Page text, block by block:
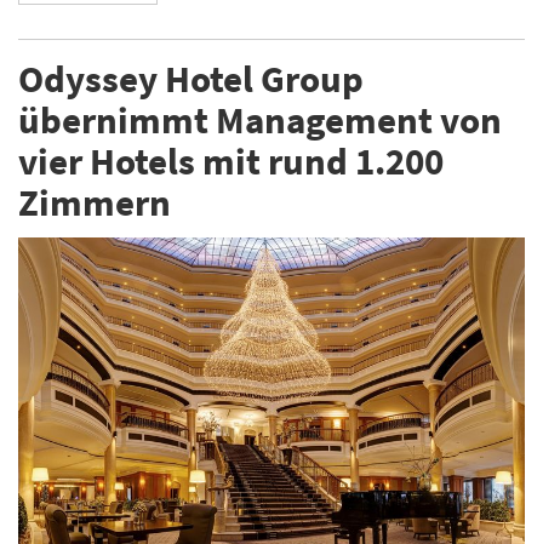
Odyssey Hotel Group
übernimmt Management von
vier Hotels mit rund 1.200
Zimmern